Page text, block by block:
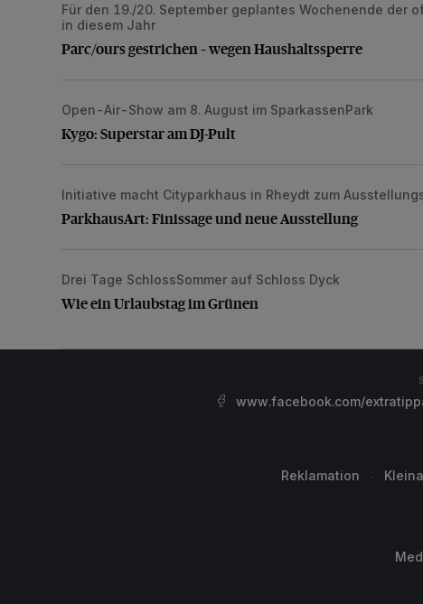
Parc/ours gestrichen – wegen Haushaltssperre
Für den 19./20. September geplantes Wochenende der
in diesem Jahr
Parc/ours gestrichen – wegen Haushaltssperre
Kygo: Superstar am DJ-Pult
Open-Air-Show am 8. August im SparkassenPark
Kygo: Superstar am DJ-Pult
ParkhausArt: Finissage und neue Ausstellung
Initiative macht Cityparkhaus in Rheydt zum
ParkhausArt: Finissage und neue Ausstellung
Wie ein Urlaubstag im Grünen
Drei Tage SchlossSommer auf Schloss Dyck
Wie ein Urlaubstag im Grünen
www.facebook.com/
Reklamation